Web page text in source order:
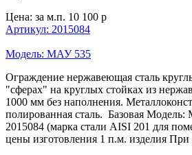
Цена: за м.п. 10 100 р
Артикул: 2015084
Модель: МАУ 535
Ограждение нержавеющая сталь
"сферах" на круглых стойках из
1000 мм без наполнения.
полированная сталь. Базовая
2015084 (марка стали AISI 201 для
цены изготовления 1 п.м. изделия При